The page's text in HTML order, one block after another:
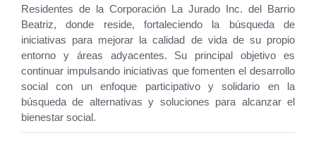
Residentes de la Corporación La Jurado Inc. del Barrio
Beatriz, donde reside, fortaleciendo la búsqueda de
iniciativas para mejorar la calidad de vida de su propio
entorno y áreas adyacentes. Su principal objetivo es
continuar impulsando iniciativas que fomenten el desarrollo
social con un enfoque participativo y solidario en la
búsqueda de alternativas y soluciones para alcanzar el
bienestar social.